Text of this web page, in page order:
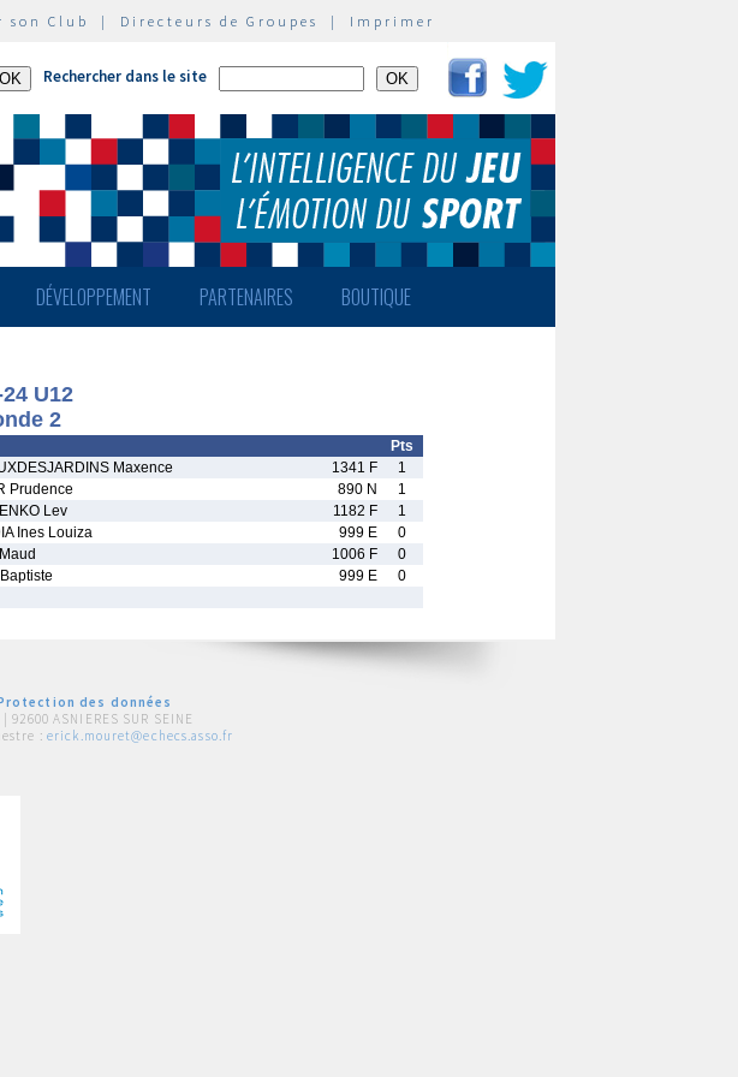
son Club | Directeurs de Groupes | Imprimer
Rechercher dans le site
DÉVELOPPEMENT PARTENAIRES BOUTIQUE
U12
2
Pts
Maxence 1341 F
1
Prudence 890 N
1
Lev 1182 F
1
Ines Louiza 999 E
0
1006 F
0
999 E
0
des données
ASNIERES SUR SEINE
: erick.mouret@echecs.asso.fr